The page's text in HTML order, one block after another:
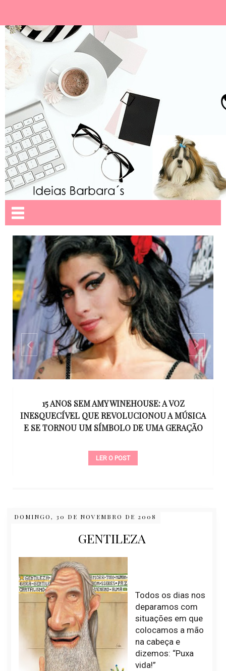
15 ANOS SEM AMY WINEHOUSE: A VOZ
INESQUECÍVEL QUE REVOLUCIONOU A MÚSICA
E SE TORNOU UM SÍMBOLO DE UMA GERAÇÃO
LER O POST
DOMINGO, 30 DE NOVEMBRO DE 2008
GENTILEZA
Todos os dias nos
deparamos com
situações em que
colocamos a mão
na cabeça e
dizemos: “Puxa
vida!”